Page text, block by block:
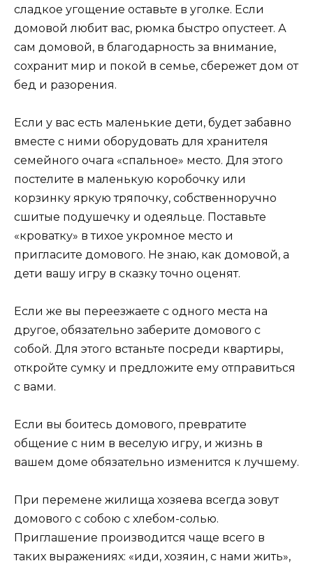
сладкое угощение оставьте в уголке. Если
домовой любит вас, рюмка быстро опустеет. А
сам домовой, в благодарность за внимание,
сохранит мир и покой в семье, сбережет дом от
бед и разорения.
Если у вас есть маленькие дети, будет забавно
вместе с ними оборудовать для хранителя
семейного очага «спальное» место. Для этого
постелите в маленькую коробочку или
корзинку яркую тряпочку, собственноручно
сшитые подушечку и одеяльце. Поставьте
«кроватку» в тихое укромное место и
пригласите домового. Не знаю, как домовой, а
дети вашу игру в сказку точно оценят.
Если же вы переезжаете с одного места на
другое, обязательно заберите домового с
собой. Для этого встаньте посреди квартиры,
откройте сумку и предложите ему отправиться
с вами.
Если вы боитесь домового, превратите
общение с ним в веселую игру, и жизнь в
вашем доме обязательно изменится к лучшему.
При перемене жилища хозяева всегда зовут
домового с собою с хлебом-солью.
Приглашение производится чаще всего в
таких выражениях: «иди, хозяин, с нами жить»,